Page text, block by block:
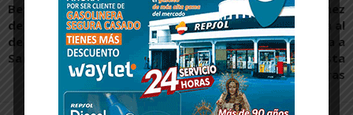
Beterri acoge una jornada
de convivencia de peñas
de Tudela, Tafalla,
Sangüesa y Pamplona
La organización del Oinez
2019 de Tudela invita al
Parlamento de Navarra a
la celebración de la fiesta
de las ikastolas navarras